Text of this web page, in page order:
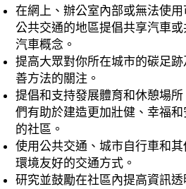
在網上、辦公室內部或無法使用
公共交通的地區提倡共享汽車或
汽車概念。
提高大眾對你所在城市的碳足跡
善方法的關注。
提倡和支持發展體育和休憩場所
們有助於建造更加壯健、幸福和
的社區。
使用公共交通、城市自行車和其
環境友好的交通方式。
研究並鼓勵在社區內提高資訊透